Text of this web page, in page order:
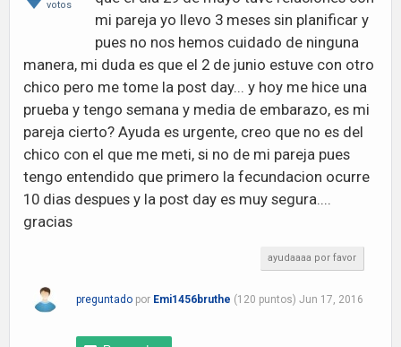
votos
mi pareja yo llevo 3 meses sin planificar y
pues no nos hemos cuidado de ninguna
manera, mi duda es que el 2 de junio estuve con otro
chico pero me tome la post day... y hoy me hice una
prueba y tengo semana y media de embarazo, es mi
pareja cierto? Ayuda es urgente, creo que no es del
chico con el que me meti, si no de mi pareja pues
tengo entendido que primero la fecundacion ocurre
10 dias despues y la post day es muy segura....
gracias
ayudaaaa por favor
preguntado por Emi1456bruthe (120 puntos) Jun 17, 2016